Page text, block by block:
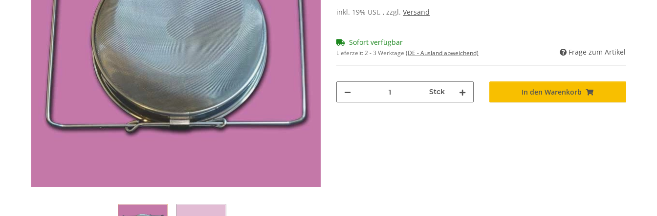
inkl. 19% USt. , zzgl. Versand
Sofort verfügbar
Lieferzeit:2 - 3 Werktage (DE - Ausland abweichend) Frage zum Artikel
Stck In den Warenkorb